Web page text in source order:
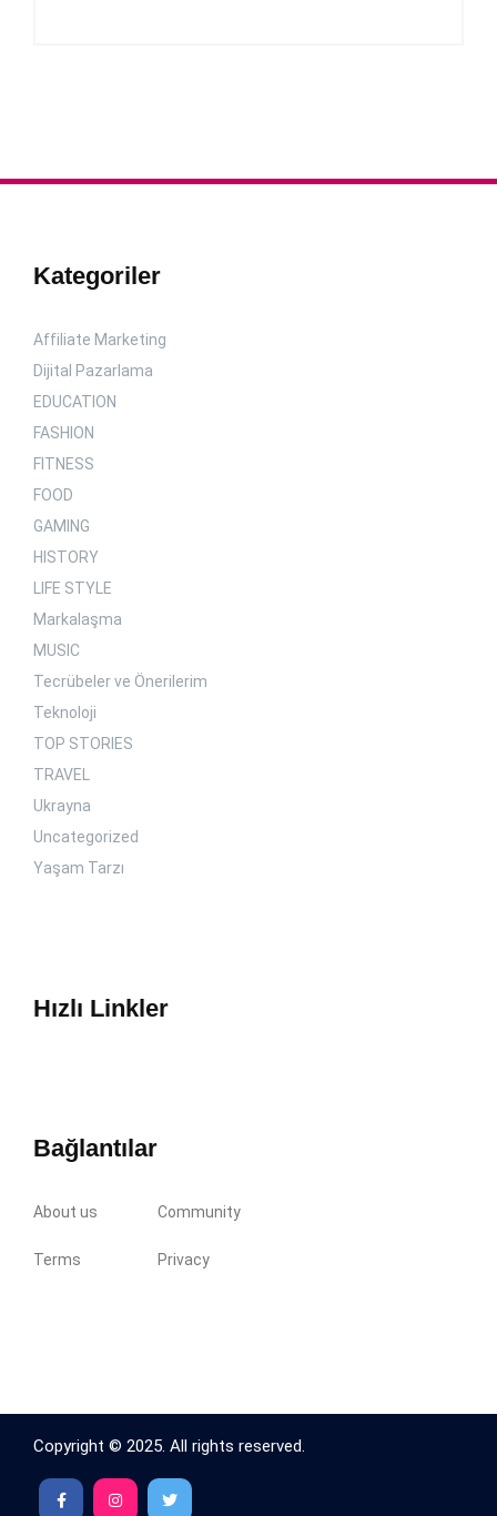
Kategoriler
Affiliate Marketing
Dijital Pazarlama
EDUCATION
FASHION
FITNESS
FOOD
GAMING
HISTORY
LIFE STYLE
Markalaşma
MUSIC
Tecrübeler ve Önerilerim
Teknoloji
TOP STORIES
TRAVEL
Ukrayna
Uncategorized
Yaşam Tarzı
Hızlı Linkler
Bağlantılar
About us Community
Terms Privacy
Copyright © 2025. All rights reserved.